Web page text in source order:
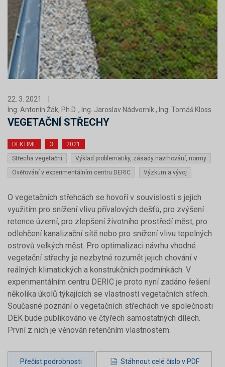
22. 3. 2021
Ing. Antonín Žák, Ph.D. , Ing. Jaroslav Nádvorník , Ing. Tomáš Kloss
VEGETAČNÍ STŘECHY
DEKTIME 3
2021
Střecha vegetační
Výklad problematiky, zásady navrhování, normy
Ověřování v experimentálním centru DERIC
Výzkum a vývoj
O vegetačních střehcách se hovoří v souvislosti s jejich
využitím pro snížení vlivu přívalových dešťů, pro zvýšení
retence území, pro zlepšení životního prostředí měst, pro
odlehčení kanalizační sítě nebo pro snížení vlivu tepelných
ostrovů velkých měst. Pro optimalizaci návrhu vhodné
vegetační střechy je nezbytné rozumět jejich chování v
reálných klimatických a konstrukčních podmínkách. V
experimentálním centru DERIC je proto nyní zadáno řešení
několika úkolů týkajících se vlastností vegetačních střech.
Současné poznání o vegetačních střechách ve společnosti
DEK bude publikováno ve čtyřech samostatných dílech.
První z nich je věnován retenčním vlastnostem.
Přečíst podrobnosti Stáhnout celé číslo v PDF